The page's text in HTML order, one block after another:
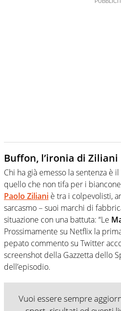
Buffon, l’ironia di Ziliani
Chi ha già emesso la sentenza è
quello che non tifa per i
Paolo Ziliani è tra i colpevolisti,
sarcasmo – suoi marchi di
situazione con una battuta: “Le
Prossimamente su Netflix la
pepato commento su Twitter
screenshot della Gazzetta dello
dell’episodio.
Vuoi essere sempre